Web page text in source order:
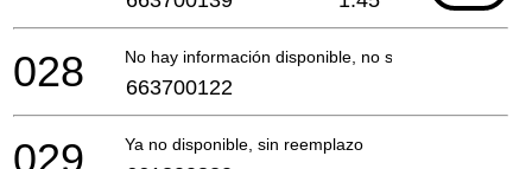
No hay información disponible, no se puede pedir
028 663700122
Ya no disponible, sin reemplazo
029